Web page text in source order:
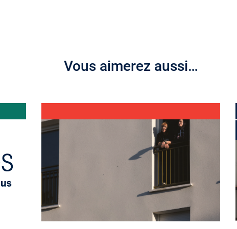
Vous aimerez aussi…
4 juin 2026